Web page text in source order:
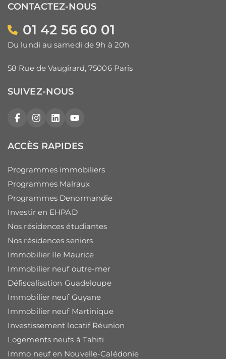
CONTACTEZ-NOUS
01 42 56 60 01
Du lundi au samedi de 9h à 20h
58 Rue de Vaugirard, 75006 Paris
SUIVEZ-NOUS
FacebookInstagram
LinkedInYouTube
ACCÈS RAPIDES
Programmes immobiliers
Programmes Malraux
Programmes Denormandie
Investir en EHPAD
Nos résidences étudiantes
Nos résidences seniors
Immobilier Ile Maurice
Immobilier neuf outre-mer
Défiscalisation Guadeloupe
Immobilier neuf Guyane
Immobilier neuf Martinique
Investissement locatif Réunion
Logements neufs à Tahiti
Immo neuf en Nouvelle-Calédonie